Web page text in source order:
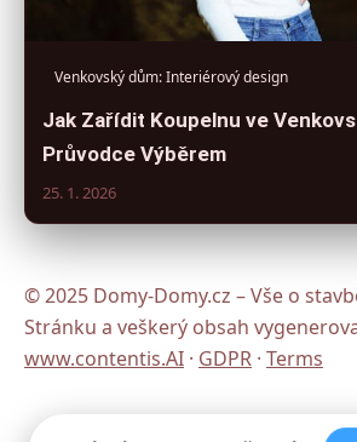
Venkovský dům: Interiérový design
Jak Zařídit Koupelnu ve
Průvodce Výběrem
25. 1. 2026
© 2025 Domy-Domy.cz – Vše o
Stránku a veškerý obsah
www.contentis.AI · GDPR · Terms